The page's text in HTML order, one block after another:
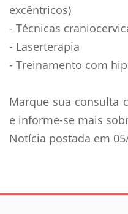
excêntricos)
- Técnicas
- Laserterapia
- Treinamento com
Marque sua consulta
e informe-se mais
Notícia postada em